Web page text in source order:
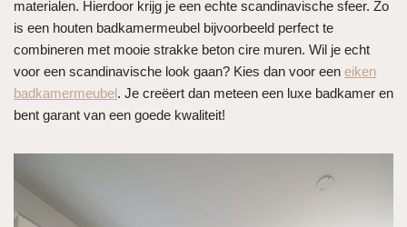
materialen. Hierdoor krijg je een echte scandinavische sfeer. Zo
is een houten badkamermeubel bijvoorbeeld perfect te
combineren met mooie strakke beton cire muren. Wil je echt
voor een scandinavische look gaan? Kies dan voor een eiken
badkamermeubel. Je creëert dan meteen een luxe badkamer en
bent garant van een goede kwaliteit!